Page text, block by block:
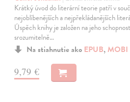
Krátký úvod do literární teorie patří v
nejoblíbenějších a nejpřekládanějších
Úspěch knihy je založen na jeho
srozumitelně…
Na stiahnutie ako EPUB, MOBI
9,79 €